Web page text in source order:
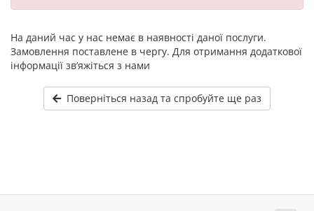
На даний час у нас немає в наявності даної послуги.
Замовлення поставлене в чергу. Для отримання додаткової
інформації зв’яжіться з нами
Поверніться назад та спробуйте ще раз